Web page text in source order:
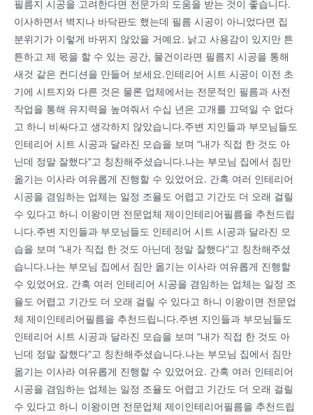
필름지 시공을 고려한다면 전문가의 도움을 받는 것이 좋습니다.
이사하면서 벽지나 바닥판도 했는데 필름 시공이 아니었다면 집
분위기가 이렇게 바뀌지 않았을 거예요. 낡고 사용감이 있지만 튼
튼하고 제 몫을 할 수 있는 공간, 물건이라면 필름지 시공을 통해
새것 같은 컨디션을 만들어 보세요.인테리어 시트 시공이 이전 초
기에 시트지와 다른 것은 물론 업체에서는 전문적인 필름과 사전
작업을 통해 유지력을 높여줘서 수십 년은 고개를 끄덕일 수 없다
고 하니 비싸다고 생각하지 않았습니다.주변 지인들과 부모님들도
인테리어 시트 시공과 달라진 모습을 보며 “내가 직접 한 것도 아
닌데 정말 잘했다”고 칭찬해주셨습니다.나는 부모님 집에서 짐만
옮기는 이사라 여유롭게 진행할 수 있었어요. 간혹 여러 인테리어
시공을 겸임하는 업체는 일정 조율도 어렵고 기간도 더 오래 걸릴
수 있다고 하니 이왕이면 전문업체 제이인테리어필름을 추천드립
니다.주변 지인들과 부모님들도 인테리어 시트 시공과 달라진 모
습을 보며 “내가 직접 한 것도 아닌데 정말 잘했다”고 칭찬해주셨
습니다.나는 부모님 집에서 짐만 옮기는 이사라 여유롭게 진행할
수 있었어요. 간혹 여러 인테리어 시공을 겸임하는 업체는 일정 조
율도 어렵고 기간도 더 오래 걸릴 수 있다고 하니 이왕이면 전문업
체 제이인테리어필름을 추천드립니다.주변 지인들과 부모님들도
인테리어 시트 시공과 달라진 모습을 보며 “내가 직접 한 것도 아
닌데 정말 잘했다”고 칭찬해주셨습니다.나는 부모님 집에서 짐만
옮기는 이사라 여유롭게 진행할 수 있었어요. 간혹 여러 인테리어
시공을 겸임하는 업체는 일정 조율도 어렵고 기간도 더 오래 걸릴
수 있다고 하니 이왕이면 전문업체 제이인테리어필름을 추천드립